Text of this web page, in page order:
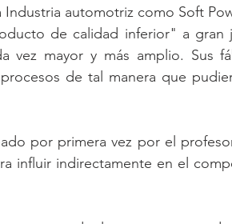
Industria automotriz como Soft
de calidad inferior" a gran
vez mayor y más amplio. Sus
de tal manera que
por primera vez por el
influir indirectamente en el